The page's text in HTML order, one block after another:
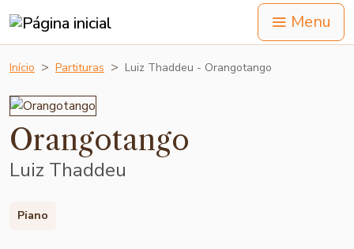
Menu
Início Partituras Luiz Thaddeu - Orangotango
Orangotango
Luiz Thaddeu
Piano